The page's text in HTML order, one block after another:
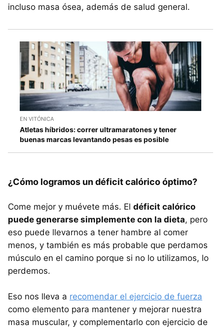
incluso masa ósea, además de salud general.
EN VITÓNICA
Atletas híbridos: correr ultramaratones y tener
buenas marcas levantando pesas es posible
¿Cómo logramos un déficit calórico óptimo?
Come mejor y muévete más. El déficit calórico
puede generarse simplemente con la dieta, pero
eso puede llevarnos a tener hambre al comer
menos, y también es más probable que perdamos
músculo en el camino porque si no lo utilizamos, lo
perdemos.
Eso nos lleva a recomendar el ejercicio de fuerza
como elemento para mantener y mejorar nuestra
masa muscular, y complementarlo con ejercicio de